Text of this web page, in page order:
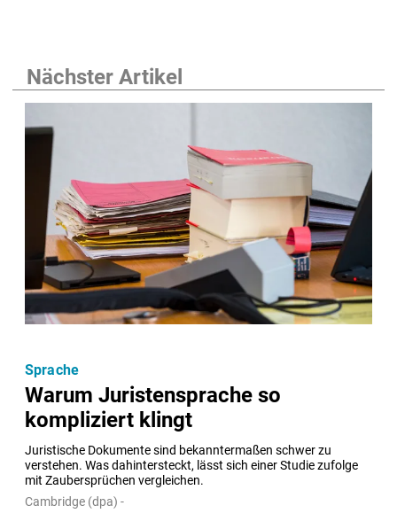
Nächster Artikel
Warum Juristensprache so
kompliziert klingt
Juristische Dokumente sind bekanntermaßen schwer zu
verstehen. Was dahintersteckt, lässt sich einer Studie zufolge
mit Zaubersprüchen vergleichen.
Sprache
Cambridge (dpa) -